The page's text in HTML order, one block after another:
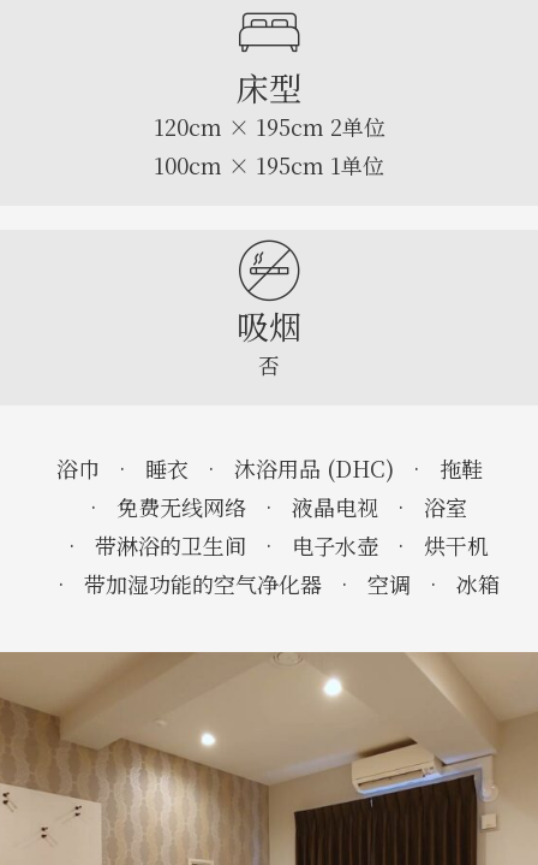
床型
120cm × 195cm 2单位
100cm × 195cm 1单位
吸烟
否
浴巾 睡衣 沐浴用品 (DHC)
拖鞋
免费无线网络
液晶电视
浴室
带淋浴的卫生间
电子水壶
烘干机
带加湿功能的空气净化器
空调 冰箱